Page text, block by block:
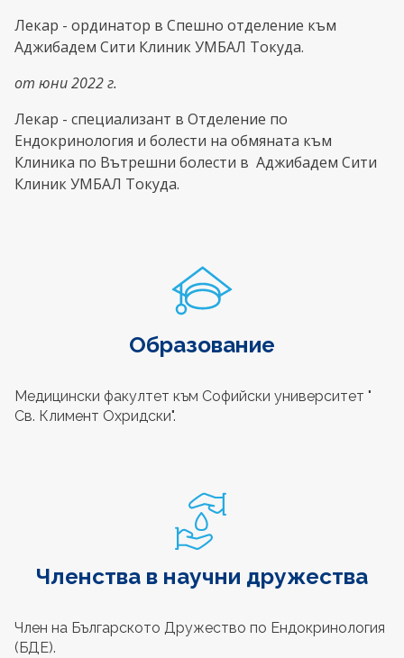
Лекар - ординатор в Спешно отделение към
Аджибадем Сити Клиник УМБАЛ Токуда.
от юни 2022 г.
Лекар - специализант в Отделение по
Ендокринология и болести на обмяната към
Клиника по Вътрешни болести в Аджибадем Сити
Клиник УМБАЛ Токуда.
Образование
Медицински факултет към Софийски университет "
Св. Климент Охридски".
Членства в научни дружества
Член на Българското Дружество по Ендокринология
(БДЕ).